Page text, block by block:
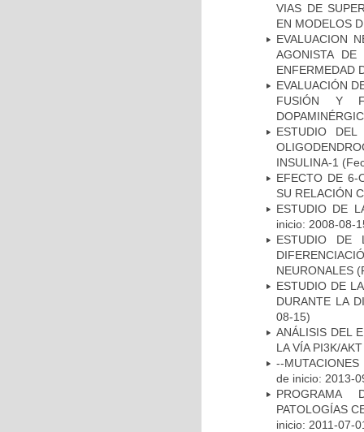
VIAS DE
EN MODELOS
EVALUACION
AGONISTA
ENFERMEDAD
EVALUACIÓN
FUSIÓN Y
ESTUDIO
INSULINA-1
EFECTO DE 6-
SU RELACIÓN
ESTUDIO DE
inicio: 2008-08-
ESTUDIO DE
NEURONALES
ESTUDIO DE
DURANTE LA
08-15)
ANÁLISIS DEL
LA VÍA PI3K/
--
de inicio: 2013-
PROGRAMA
PATOLOGÍAS
inicio: 2011-07-